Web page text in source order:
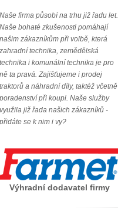
Naše firma působí na trhu již řadu let.
Naše bohaté zkušenosti pomáhají
našim zákazníkům při volbě, která
zahradní technika, zemědělská
technika i komunální technika je pro
ně ta pravá. Zajišťujeme i prodej
traktorů a náhradní díly, taktéž včetně
poradenství při koupi. Naše služby
využila již řada našich zákazníků -
přidáte se k nim i vy?
Výhradní dodavatel firmy